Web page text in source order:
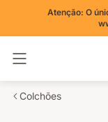
Atenção: O
Colchões